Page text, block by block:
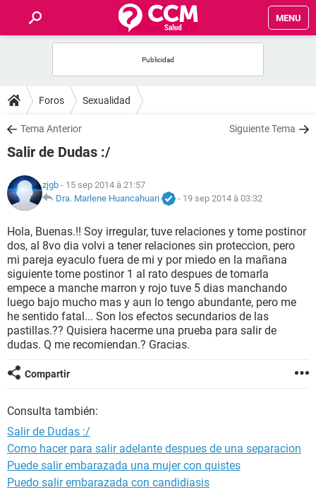
MENU
FORUMS
SALUD
NUTRICIÓN
BIENESTAR
SEXUALIDAD
GLOSARIO
Foros Sexualidad
Tema Anterior Siguiente Tema
Salir de Dudas :/
zjgb - 15 sep 2014 à 21:57
Dra. Marlene Huancahuari
- 19 sep 2014 à 03:32
Hola, Buenas.!! Soy irregular, tuve relaciones y tome postinor
dos, al 8vo dia volvi a tener relaciones sin proteccion, pero
mi pareja eyaculo fuera de mi y por miedo en la mañana
siguiente tome postinor 1 al rato despues de tomarla
empece a manche marron y rojo tuve 5 dias manchando
luego bajo mucho mas y aun lo tengo abundante, pero me
he sentido fatal... Son los efectos secundarios de las
pastillas.?? Quisiera hacerme una prueba para salir de
dudas. Q me recomiendan.? Gracias.
Compartir
Consulta también:
Salir de Dudas :/
Como hacer para salir adelante despues de una separacion
Puede salir embarazada una mujer con quistes
Puedo salir embarazada con candidiasis